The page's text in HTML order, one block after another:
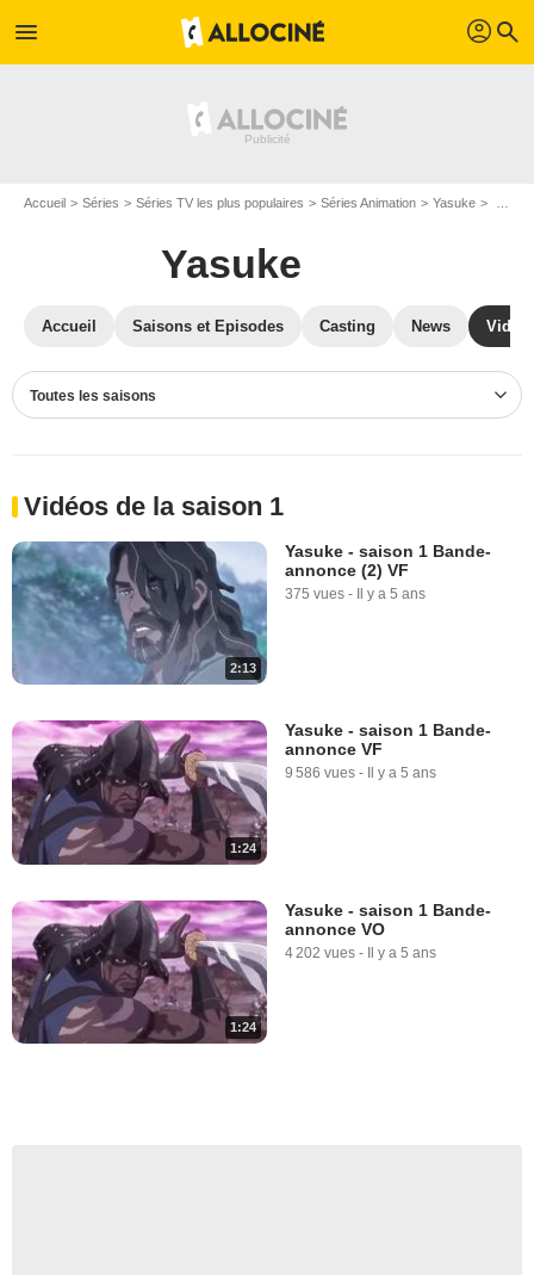
menu profil search
Accueil Séries Séries TV les plus populaires Séries Animation Yasuke
Yasuke
Accueil Saisons et Episodes Casting News
Toutes les saisons
Vidéos de la saison 1
2:13
Yasuke - saison 1 Bande-
annonce (2) VF
375 vues - Il y a 5 ans
1:24
Yasuke - saison 1 Bande-
annonce VF
9 586 vues - Il y a 5 ans
1:24
Yasuke - saison 1 Bande-
annonce VO
4 202 vues - Il y a 5 ans